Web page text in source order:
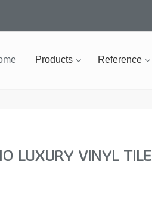
Products Reference
LUXURY VINYL TILE